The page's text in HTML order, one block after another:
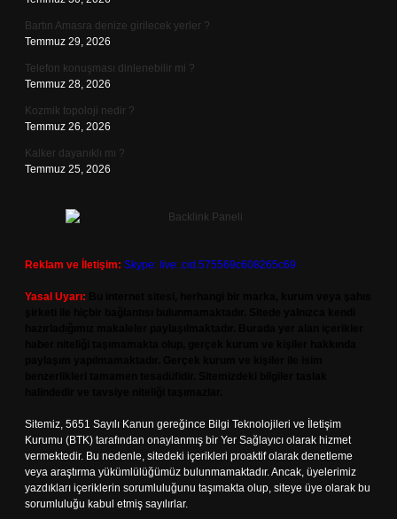
Bartın Amasra denize girilecek yerler ?
Temmuz 29, 2026
Telefon konuşması dinlenebilir mi ?
Temmuz 28, 2026
Kozmik topoloji nedir ?
Temmuz 26, 2026
Kalker dayanıklı mı ?
Temmuz 25, 2026
Reklam ve İletişim: Skype: live:.cid.575569c608265c69
Yasal Uyarı:
Sitemiz, 5651 Sayılı Kanun gereğince Bilgi Teknolojileri ve İletişim
Kurumu (BTK) tarafından onaylanmış bir Yer Sağlayıcı olarak hizmet
vermektedir. Bu nedenle, sitedeki içerikleri proaktif olarak denetleme
veya araştırma yükümlülüğümüz bulunmamaktadır. Ancak, üyelerimiz
yazdıkları içeriklerin sorumluluğunu taşımakta olup, siteye üye olarak bu
sorumluluğu kabul etmiş sayılırlar.